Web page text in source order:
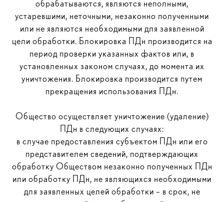
обрабатываются, являются неполными,
устаревшими, неточными, незаконно полученными
или не являются необходимыми для заявленной
цели обработки. Блокировка ПДн производится на
период проверки указанных фактов или, в
установленных законом случаях, до момента их
уничтожения. Блокировка производится путем
прекращения использования ПДн.
Общество осуществляет уничтожение (удаление)
ПДн в следующих случаях:
в случае предоставления субъектом ПДн или его
представителем сведений, подтверждающих
обработку Обществом незаконно полученных ПДн
или обработку ПДн, не являющихся необходимыми
для заявленных целей обработки – в срок, не